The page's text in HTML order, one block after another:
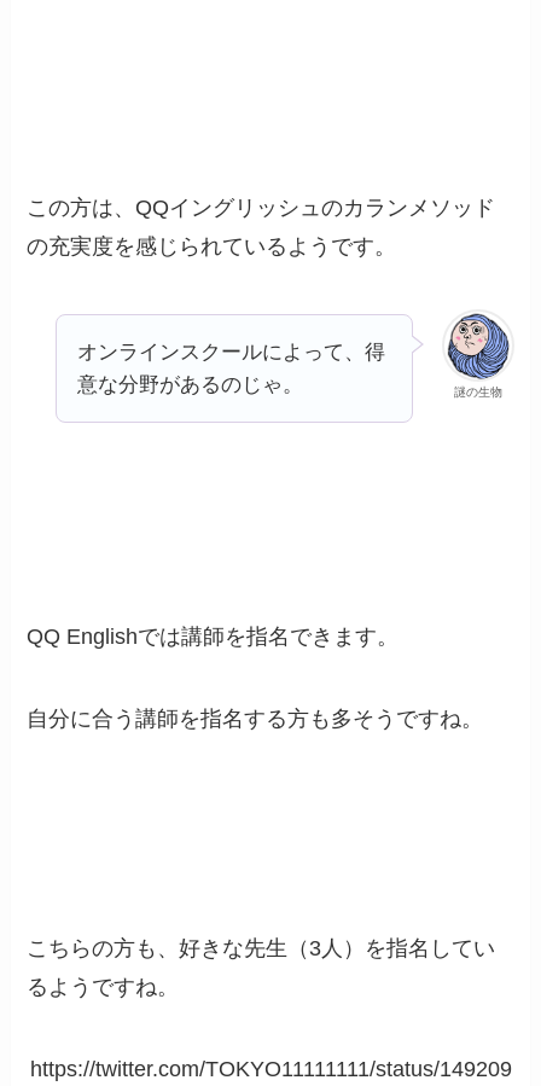
この方は、QQイングリッシュのカランメソッド
の充実度を感じられているようです。
謎の生物
オンラインスクールによって、得
意な分野があるのじゃ。
QQ Englishでは講師を指名できます。
自分に合う講師を指名する方も多そうですね。
こちらの方も、好きな先生（3人）を指名してい
るようですね。
https://twitter.com/TOKYO11111111/status/149209